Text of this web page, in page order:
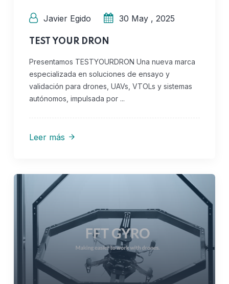
Javier Egido 30 May , 2025
TEST YOUR DRON
Presentamos TESTYOURDRON Una nueva marca
especializada en soluciones de ensayo y
validación para drones, UAVs, VTOLs y sistemas
autónomos, impulsada por ...
Leer más